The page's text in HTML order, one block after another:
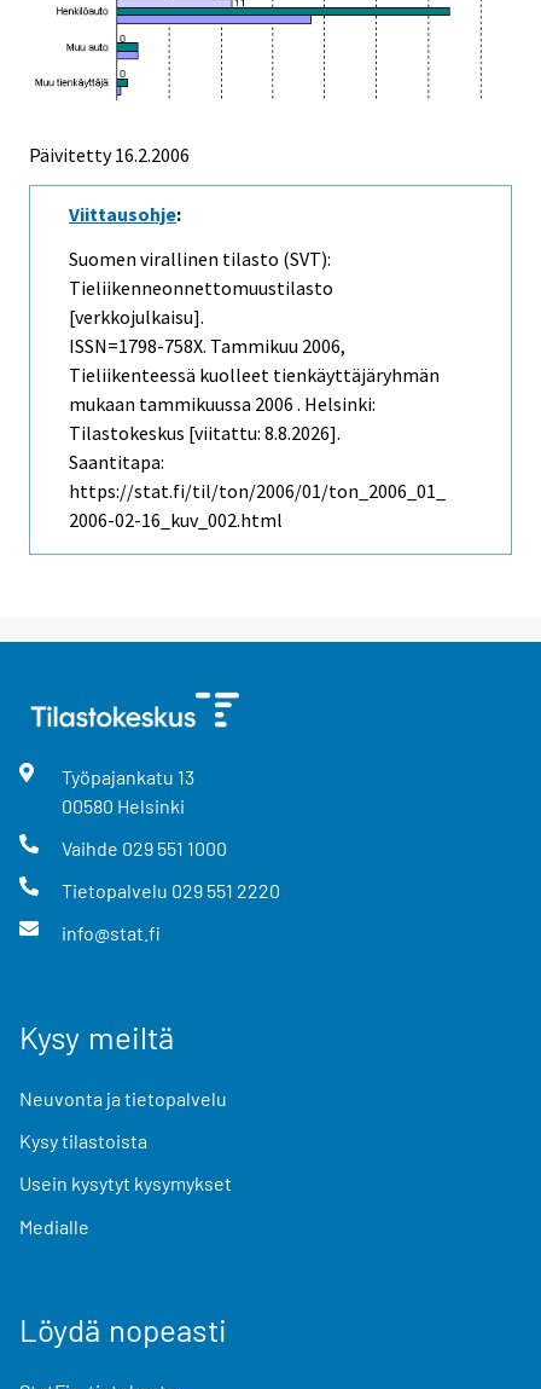
Päivitetty16.2.2006
Viittausohje:
Suomen virallinen tilasto (SVT):
Tieliikenneonnettomuustilasto
[verkkojulkaisu].
ISSN=1798-758X. Tammikuu 2006,
Tieliikenteessä kuolleet tienkäyttäjäryhmän
mukaan tammikuussa 2006 . Helsinki:
Tilastokeskus [viitattu: 8.8.2026].
Saantitapa:
https://stat.fi/til/ton/2006/01/ton_2006_01_
2006-02-16_kuv_002.html
Työpajankatu 13
00580 Helsinki
Vaihde 029 551 1000
Tietopalvelu 029 551 2220
info@stat.fi
Kysy meiltä
Neuvonta ja tietopalvelu
Kysy tilastoista
Usein kysytyt kysymykset
Medialle
Löydä nopeasti